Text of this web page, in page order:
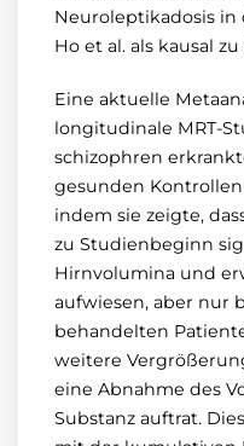
Neuroleptikadosis
Ho et al. als kausal
Eine aktuelle
longitudinale MRT-
schizophren
gesunden
indem sie zeigte,
zu Studienbeginn
Hirnvolumina und
aufwiesen, aber nur
behandelten
weitere
eine Abnahme des
Substanz auftrat.